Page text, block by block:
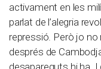
activament en les
parlat de l’alegria
repressió. Però jo no
després de
desapareguts hi ha.